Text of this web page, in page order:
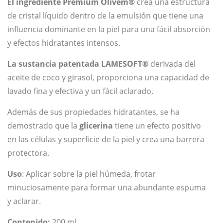
3
8
de cristal líquido dentro de la emulsión que tiene una
influencia dominante en la piel para una fácil absorción
y efectos hidratantes intensos.
La sustancia patentada LAMESOFT® derivada del
aceite de coco y girasol, proporciona una capacidad de
lavado fina y efectiva y un fácil aclarado.
Además de sus propiedades hidratantes, se ha
demostrado que la glicerina tiene un efecto positivo
en las células y superficie de la piel y crea una barrera
protectora.
Uso: Aplicar sobre la piel húmeda, frotar
minuciosamente para formar una abundante espuma
y aclarar.